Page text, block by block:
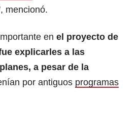
mencionó.
en el proyecto de
explicarles a las
a pesar de la
por antiguos programas